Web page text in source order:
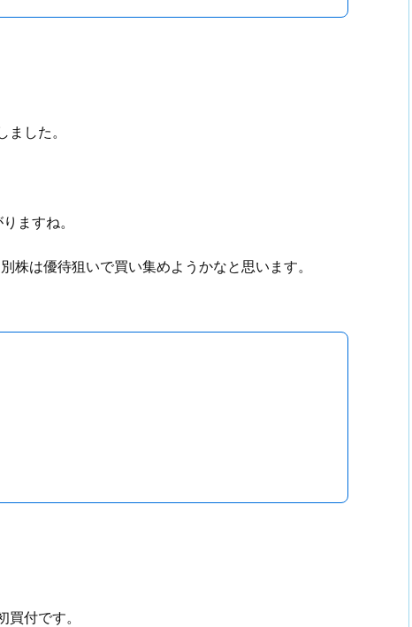
した。
ますね。
株は優待狙いで買い集めようかなと思います。
付です。